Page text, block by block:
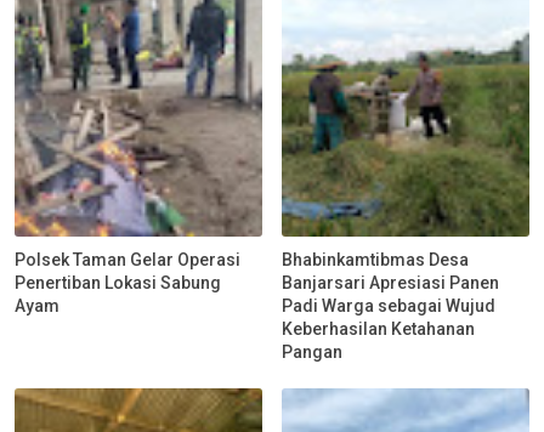
Polsek Taman Gelar Operasi
Penertiban Lokasi Sabung
Ayam
Bhabinkamtibmas Desa
Banjarsari Apresiasi Panen
Padi Warga sebagai Wujud
Keberhasilan Ketahanan
Pangan